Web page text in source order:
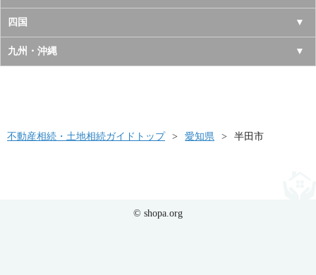
山形県
福島県
茨城県
栃木県
富山県
石川県
三重県
静岡県
京都府
兵庫県
和歌山県
鳥取県
島根県
山口県
四国
徳島県
高知県
九州・沖縄
長崎県
不動産相続・土地相続ガイドトップ 愛知県 半田市
© shopa.org